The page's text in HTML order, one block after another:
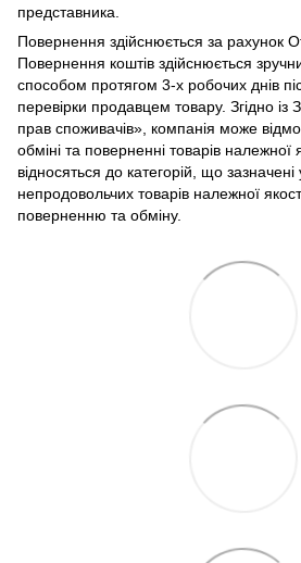
представника.
Повернення здійснюється за рахунок
Повернення коштів здійснюється
способом протягом 3-х робочих днів
перевірки продавцем товару. Згідно
прав споживачів», компанія може
обміні та поверненні товарів належної
відносяться до категорій, що
непродовольчих товарів належної
поверненню та обміну.